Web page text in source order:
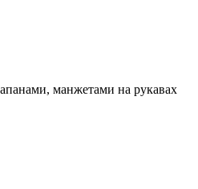
манжетами на рукавах